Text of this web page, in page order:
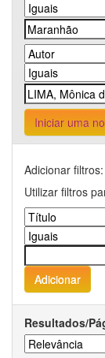
Iniciar uma
Adicionar filtros:
Utilizar filtros
Resultados/